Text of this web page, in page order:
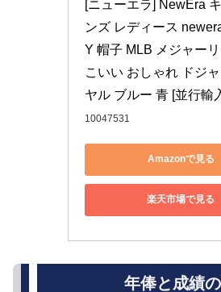
[ニューエラ] NewEra
ンズ レディース
Y 帽子 MLB メジャー
こいい おしゃれ ドジ
ヤル ブルー 青 [並行輸
10047531
Amazonで見る
楽天市場で見る
年俸と成績